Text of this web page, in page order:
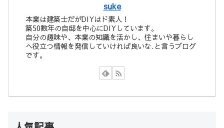
suke
本業は建築士だがDIYはド素人！
築50数年の自邸を中心にDIYしています。
自分の趣味や、本業の知識を活かし、住まいや暮らし
へ役立つ情報を発信していければ良いな.と言うブログ
です。